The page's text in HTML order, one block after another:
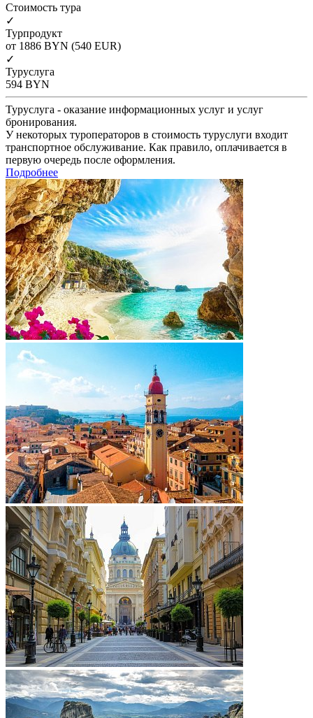
Cтоимость тура
✓
Турпродукт
от 1886 BYN (540 EUR)
✓
Туруслуга
594 BYN
Туруслуга - оказание информационных услуг и услуг
бронирования.
У некоторых туроператоров в стоимость туруслуги входит
транспортное обслуживание. Как правило, оплачивается в
первую очередь после оформления.
Подробнее